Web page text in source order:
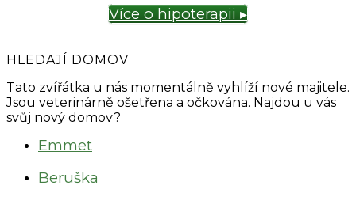
Více o hipoterapii ▸
HLEDAJÍ DOMOV
Tato zvířátka u nás momentálně vyhlíží nové majitele.
Jsou veterinárně ošetřena a očkována. Najdou u vás
svůj nový domov?
Emmet
Beruška